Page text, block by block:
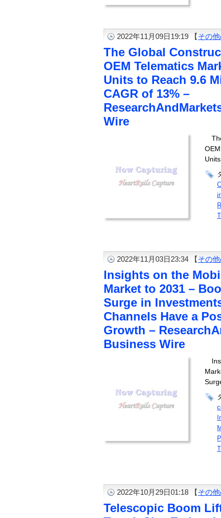
2022年11月09日19:19 【その
The Global
OEM Telematics
Units to Reach 9.6
CAGR of 13% –
Wire
2022年11月03日23:34 【その
Insights on the
Market to 2031 –
Surge in
Channels Have a
Growth –
Business Wire
2022年10月29日01:18 【その
Telescopic Boom